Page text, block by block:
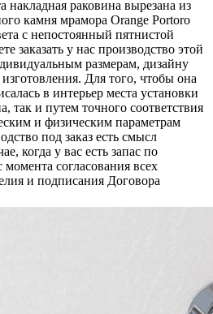
накладная раковина вырезана из
камня мрамора Orange Portoro
c непостоянный пятнистой
заказать у нас производство этой
размерам, дизайну
Для того, чтобы она
в интерьер места установки
так и путем точного соответствия
и физическим параметрам
под заказ есть смысл
когда у вас есть запас по
согласования всех
и подписания Договора